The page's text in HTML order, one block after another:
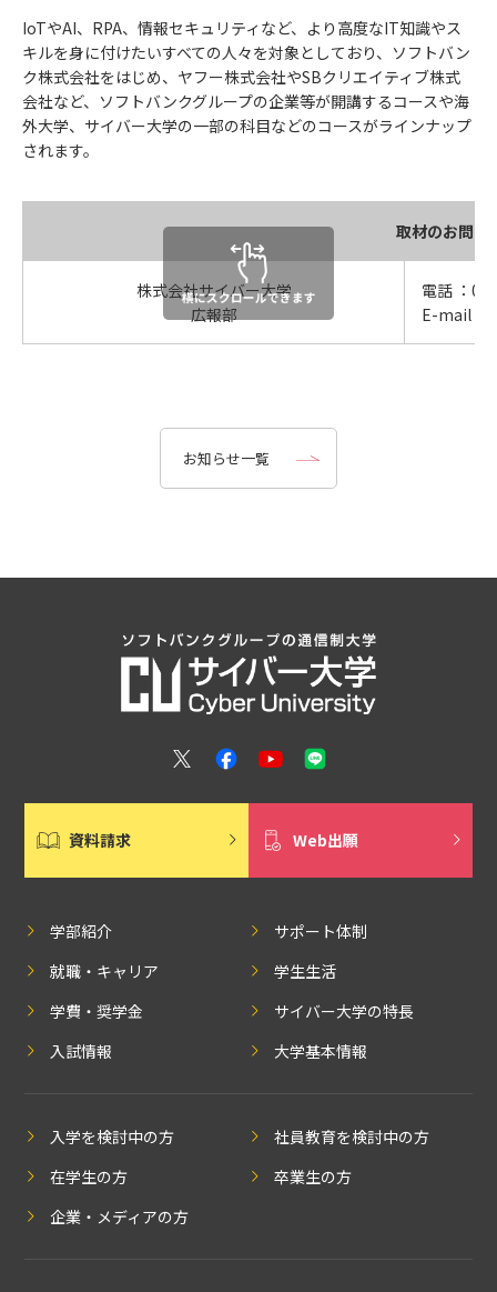
IoTやAI、RPA、情報セキュリティなど、より高度なIT知識やス
キルを身に付けたいすべての人々を対象としており、ソフトバン
ク株式会社をはじめ、ヤフー株式会社やSBクリエイティブ株式
会社など、ソフトバンクグループの企業等が開講するコースや海
外大学、サイバー大学の一部の科目などのコースがラインナップ
されます。
取材のお問い
株式会社サイバー大学
広報部
電話 ：
E-mail：
お知らせ一覧
資料請求 Web出願
学部紹介
サポート体制
就職・キャリア
学生生活
学費・奨学金
サイバー大学の特長
入試情報
大学基本情報
入学を検討中の方
社員教育を検討中の方
在学生の方
卒業生の方
企業・メディアの方